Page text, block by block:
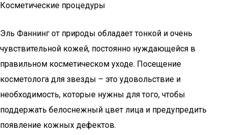
Косметические процедуры
Эль Фаннинг от природы обладает тонкой и очень
чувствительной кожей, постоянно нуждающейся в
правильном косметическом уходе. Посещение
косметолога для звезды – это удовольствие и
необходимость, которые нужны для того, чтобы
поддержать белоснежный цвет лица и предупредить
появление кожных дефектов.